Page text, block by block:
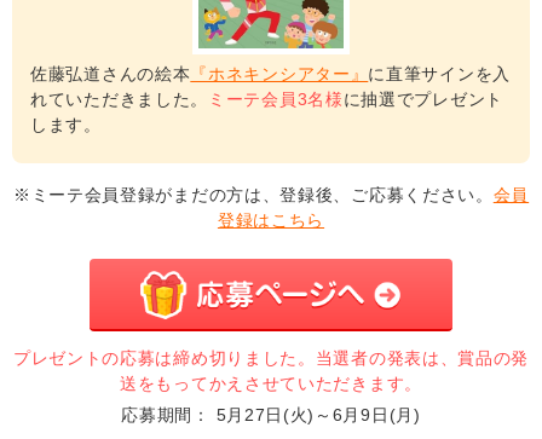
佐藤弘道さんの絵本 『ホネキンシアター』 に直筆サインを入
れていただきました。
ミーテ会員3名様に抽選でプレゼント
します。
※ミーテ会員登録がまだの方は、登録後、ご応募ください。 会員
登録はこちら
プレゼントの応募は締め切りました。当選者の発表は、賞品の発
送をもってかえさせていただきます。
応募期間
5月27日(火)～6月9日(月)